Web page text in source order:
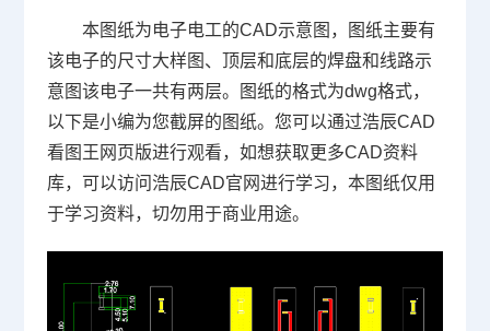
本图纸为电子电工的CAD示意图，图纸主要有
该电子的尺寸大样图、顶层和底层的焊盘和线路示
意图该电子一共有两层。图纸的格式为dwg格式，
以下是小编为您截屏的图纸。您可以通过浩辰CAD
看图王网页版进行观看，如想获取更多CAD资料
库，可以访问浩辰CAD官网进行学习，本图纸仅用
于学习资料，切勿用于商业用途。